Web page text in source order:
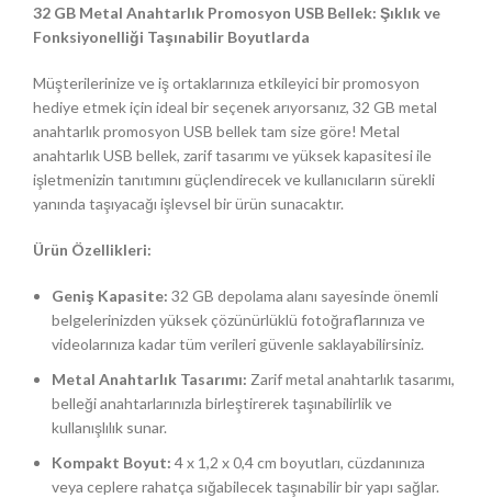
32 GB Metal Anahtarlık Promosyon USB Bellek: Şıklık ve
Fonksiyonelliği Taşınabilir Boyutlarda
Müşterilerinize ve iş ortaklarınıza etkileyici bir promosyon
hediye etmek için ideal bir seçenek arıyorsanız, 32 GB metal
anahtarlık promosyon USB bellek tam size göre! Metal
anahtarlık USB bellek, zarif tasarımı ve yüksek kapasitesi ile
işletmenizin tanıtımını güçlendirecek ve kullanıcıların sürekli
yanında taşıyacağı işlevsel bir ürün sunacaktır.
Ürün Özellikleri:
Geniş Kapasite: 32 GB depolama alanı sayesinde önemli
belgelerinizden yüksek çözünürlüklü fotoğraflarınıza ve
videolarınıza kadar tüm verileri güvenle saklayabilirsiniz.
Metal Anahtarlık Tasarımı: Zarif metal anahtarlık tasarımı,
belleği anahtarlarınızla birleştirerek taşınabilirlik ve
kullanışlılık sunar.
Kompakt Boyut: 4 x 1,2 x 0,4 cm boyutları, cüzdanınıza
veya ceplere rahatça sığabilecek taşınabilir bir yapı sağlar.